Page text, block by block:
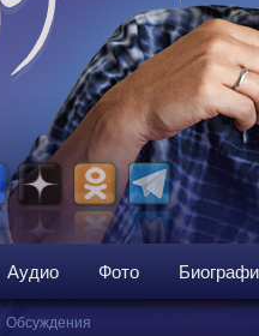
Аудио Фото
Обсуждения